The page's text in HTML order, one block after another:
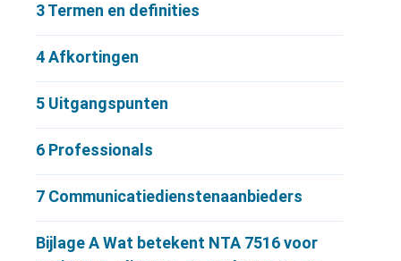
3Termen en definities
4Afkortingen
5 Uitgangspunten
6 Professionals
7 Communicatiedienstenaanbieders
Bijlage AWat betekent NTA 7516 voor